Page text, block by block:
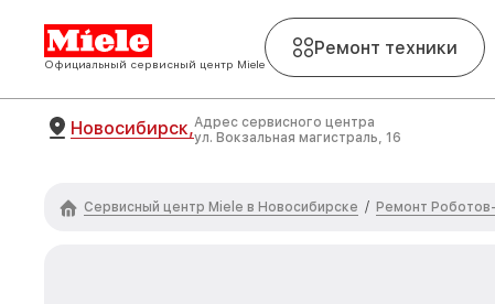
Официальный сервисный центр Miele
Ремонт техники
Новосибирск,Адрес сервисного центра
ул. Вокзальная магистраль, 16
Сервисный центр Miele в Новосибирске / Ремонт